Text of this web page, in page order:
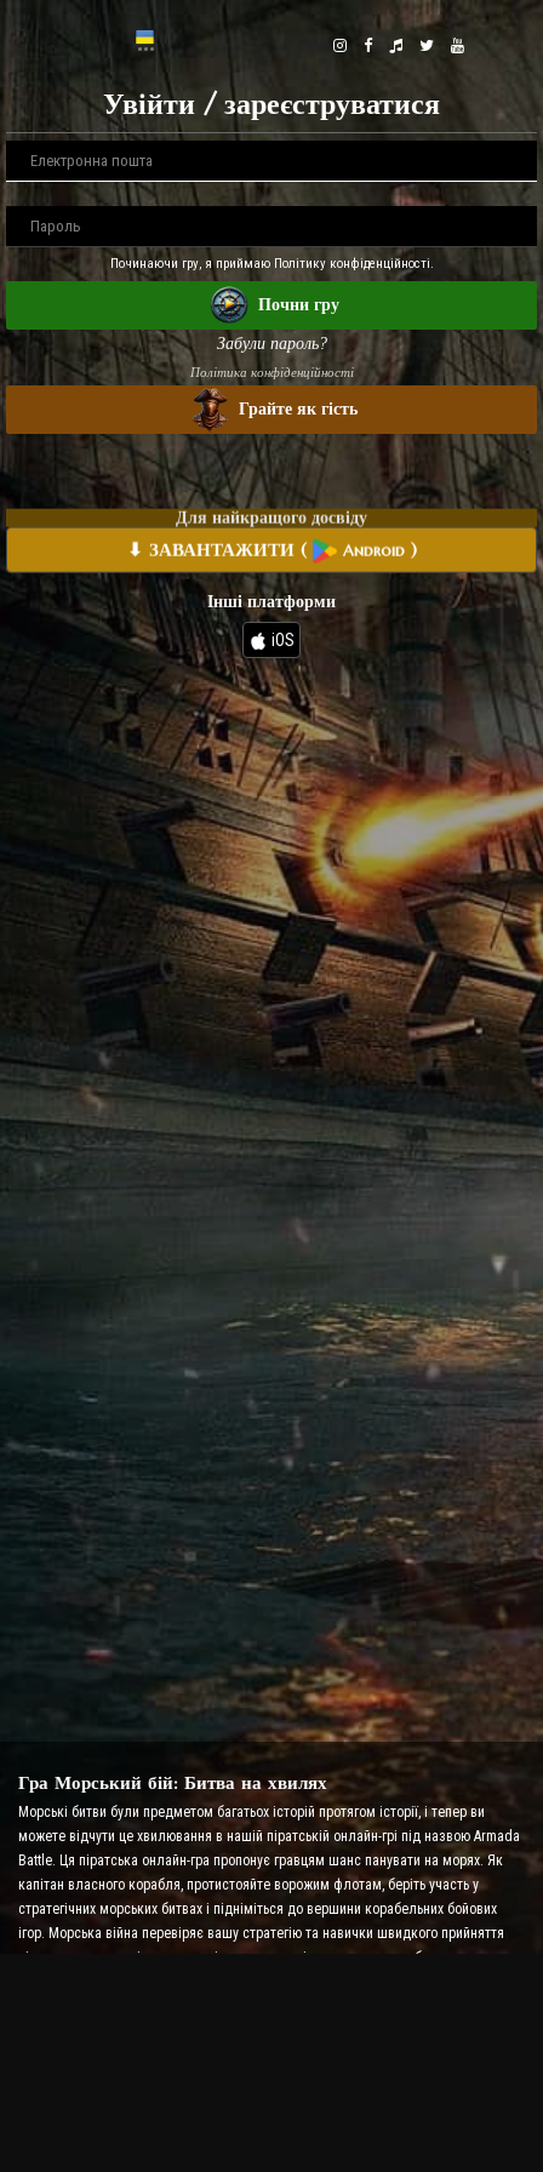
Увійти / зареєструватися
Починаючи гру, я приймаю Політику конфіденційності.
Почни гру
Забули пароль?
Політика конфіденційності
Грайте як гість
Для найкращого досвіду
⬇ ЗАВАНТАЖИТИ ( Android)
Інші платформи
iOS
Гра Морський бій: Битва на хвилях
Морські битви були предметом багатьох історій протягом історії, і тепер ви
можете відчути це хвилювання в нашій піратській онлайн-грі під назвою Armada
Battle. Ця піратська онлайн-гра пропонує гравцям шанс панувати на морях. Як
капітан власного корабля, протистояйте ворожим флотам, беріть участь у
стратегічних морських битвах і підніміться до вершини корабельних бойових
ігор. Морська війна перевіряє вашу стратегію та навички швидкого прийняття
рішень, водночас підвищуючи рівень адреналіну за допомогою бою в реальному